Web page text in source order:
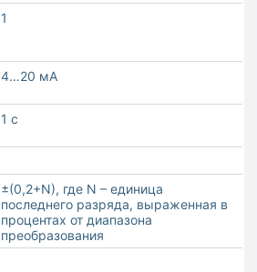
1
4…20 мА
1 с
±(0,2+N), где N – единица
последнего разряда, выраженная в
процентах от диапазона
преобразования